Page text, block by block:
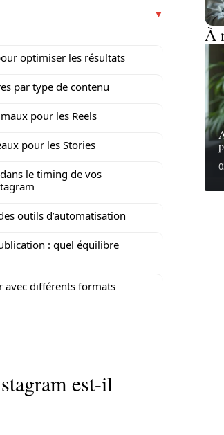
optimiser les résultats
par type de contenu
pour les Reels
pour les Stories
le timing de vos
outils d’automatisation
: quel équilibre
avec différents formats
est-il
À